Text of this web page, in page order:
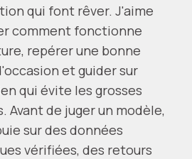
qui font rêver. J'aime
comment fonctionne
repérer une bonne
et guider sur
qui évite les grosses
Avant de juger un modèle,
sur des données
vérifiées, des retours